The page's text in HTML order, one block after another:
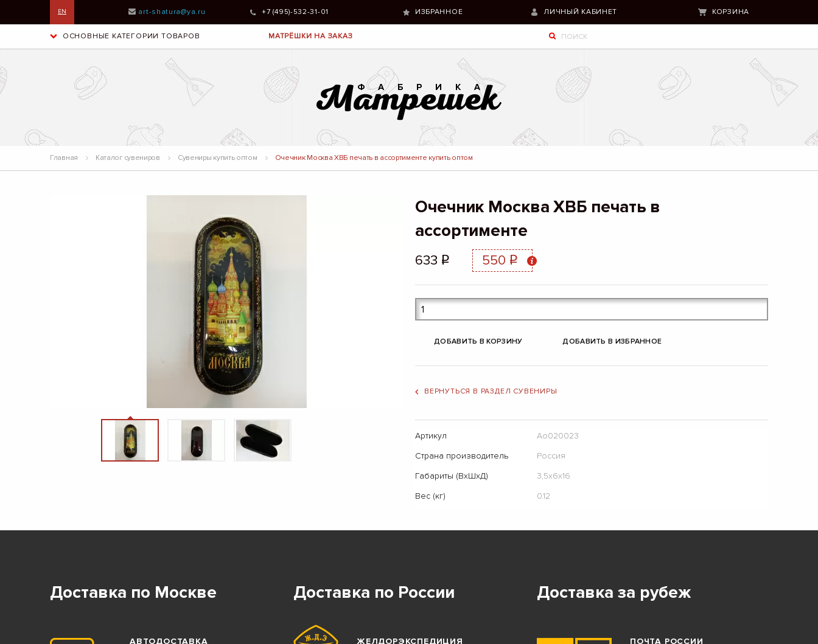
EN art-shatura@ya.ru +7 (495)-532-31-01 ИЗБРАННОЕ ЛИЧНЫЙ КАБИНЕТ КОРЗИНА
ОСНОВНЫЕ КАТЕГОРИИ ТОВАРОВ МАТРЁШКИ НА ЗАКАЗ
Главная Каталог сувениров Сувениры купить оптом Очечник Москва ХВБ печать в ассортименте купить оптом
Очечник Москва ХВБ печать в
ассортименте
633 q 550 q
ДОБАВИТЬ В КОРЗИНУ ДОБАВИТЬ В ИЗБРАННОЕ
ВЕРНУТЬСЯ В РАЗДЕЛ СУВЕНИРЫ
Артикул
Ао020023
Страна производитель
Россия
Габариты (ВхШхД)
3,5х6х16
Вес (кг)
0.12
Доставка по Москве
АВТОДОСТАВКА
Доставка по России
ЖЕЛДОРЭКСПЕДИЦИЯ
Доставка за рубеж
ПОЧТА РОССИИ